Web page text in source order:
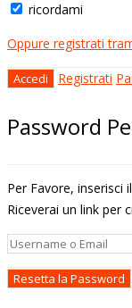
ricordami
Oppure registrati
Registrati
Password
Per Favore, inserisci
Riceverai un link per